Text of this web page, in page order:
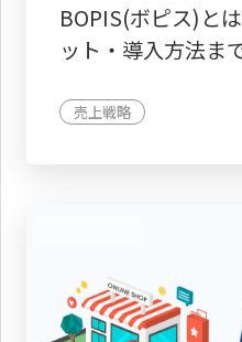
BOPIS(ボピス)と
ット・導入方法ま
売上戦略